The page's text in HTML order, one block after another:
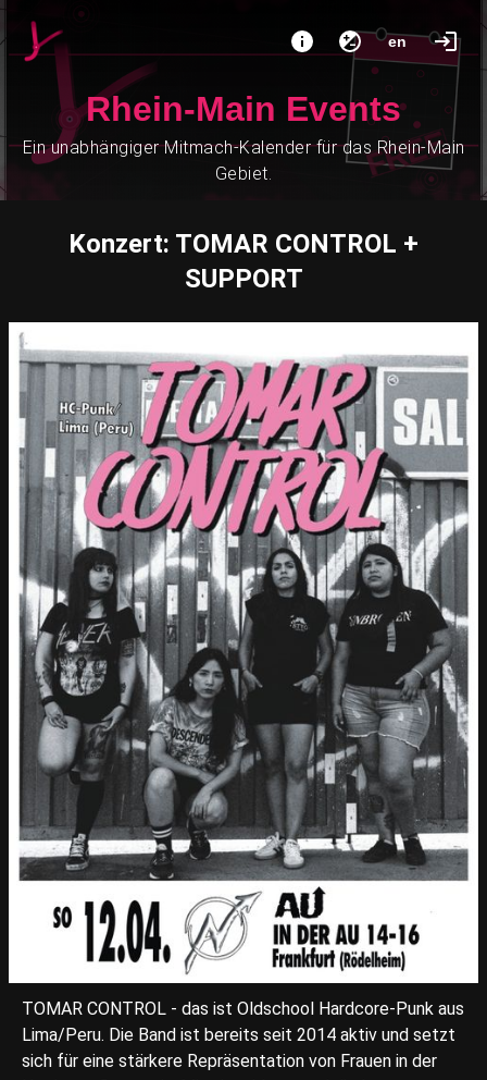
en
Rhein-Main Events
Ein unabhängiger Mitmach-Kalender für das Rhein-Main
Gebiet.
Konzert: TOMAR CONTROL +
SUPPORT
TOMAR CONTROL - das ist Oldschool Hardcore-Punk aus
Lima/Peru. Die Band ist bereits seit 2014 aktiv und setzt
sich für eine stärkere Repräsentation von Frauen in der